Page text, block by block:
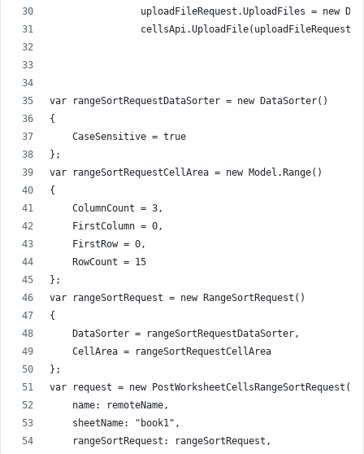
uploadFileRequest.UploadFiles = new
                cellsApi.UploadFile(uploadFileRequest);
var rangeSortRequestDataSorter = new DataSorter()
{
    CaseSensitive = true
};
var rangeSortRequestCellArea = new Model.Range()
{
    ColumnCount = 3,
    FirstColumn = 0,
    FirstRow = 0,
    RowCount = 15
};
var rangeSortRequest = new RangeSortRequest()
{
    DataSorter = rangeSortRequestDataSorter,
    CellArea = rangeSortRequestCellArea
};
var request = new PostWorksheetCellsRangeSortRequest(
    name: remoteName,
    sheetName: "book1",
    rangeSortRequest: rangeSortRequest,